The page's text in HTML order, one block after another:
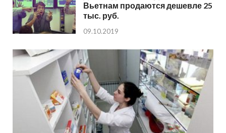
Вьетнам продаются дешевле 25
тыс. руб.
09.10.2019